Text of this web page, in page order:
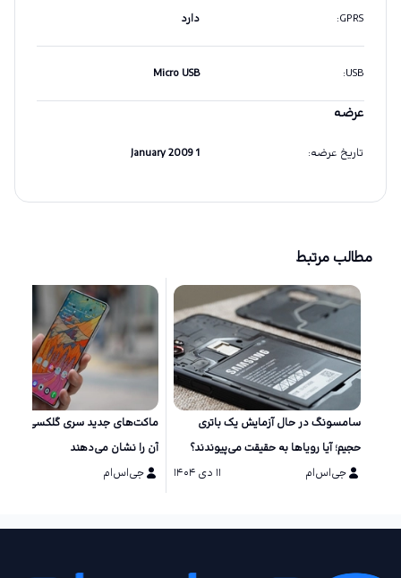
GPRS
: دارد
USB
:
Micro USB
عرضه
تاریخ عرضه:
1 January 2009
مطالب مرتبط
سامسونگ در حال آزمایش یک باتری
حجیم؛ آیا رویاها به حقیقت می‌پیوندند؟
جی‌اس‌ام
۱۱ دی ۱۴۰۴
آن را نشان می‌دهند
جی‌اس‌ام